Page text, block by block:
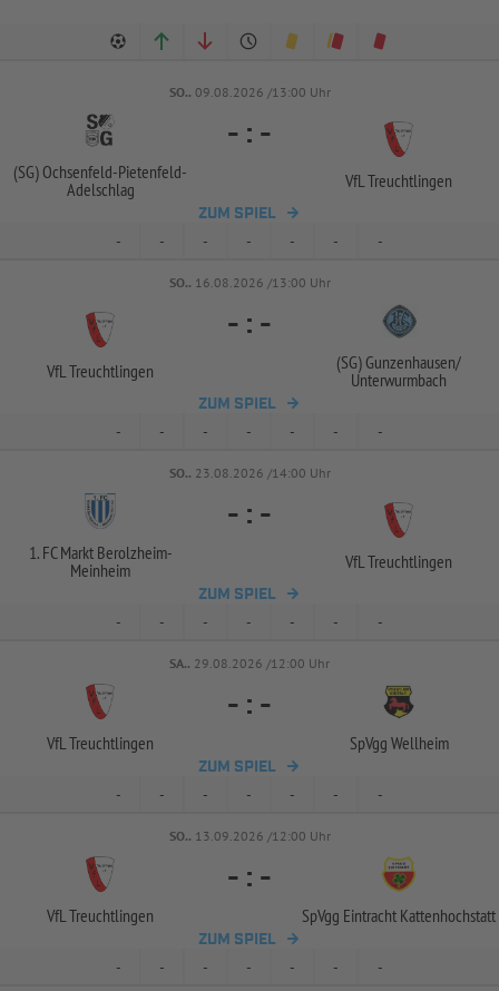
SO.. 09.08.2026 /13:00 Uhr
(SG) Ochsenfeld-Pietenfeld-
Adelschlag
- : -
VfL Treuchtlingen
ZUM SPIEL
- - - - - - -
SO.. 16.08.2026 /13:00 Uhr
VfL Treuchtlingen
- : -
(SG) Gunzenhausen/
Unterwurmbach
ZUM SPIEL
- - - - - - -
SO.. 23.08.2026 /14:00 Uhr
1. FC Markt Berolzheim-
Meinheim
- : -
VfL Treuchtlingen
ZUM SPIEL
- - - - - - -
SA.. 29.08.2026 /12:00 Uhr
VfL Treuchtlingen
- : -
SpVgg Wellheim
ZUM SPIEL
- - - - - - -
SO.. 13.09.2026 /12:00 Uhr
VfL Treuchtlingen
- : -
SpVgg Eintracht Kattenhochstatt
ZUM SPIEL
- - - - - - -